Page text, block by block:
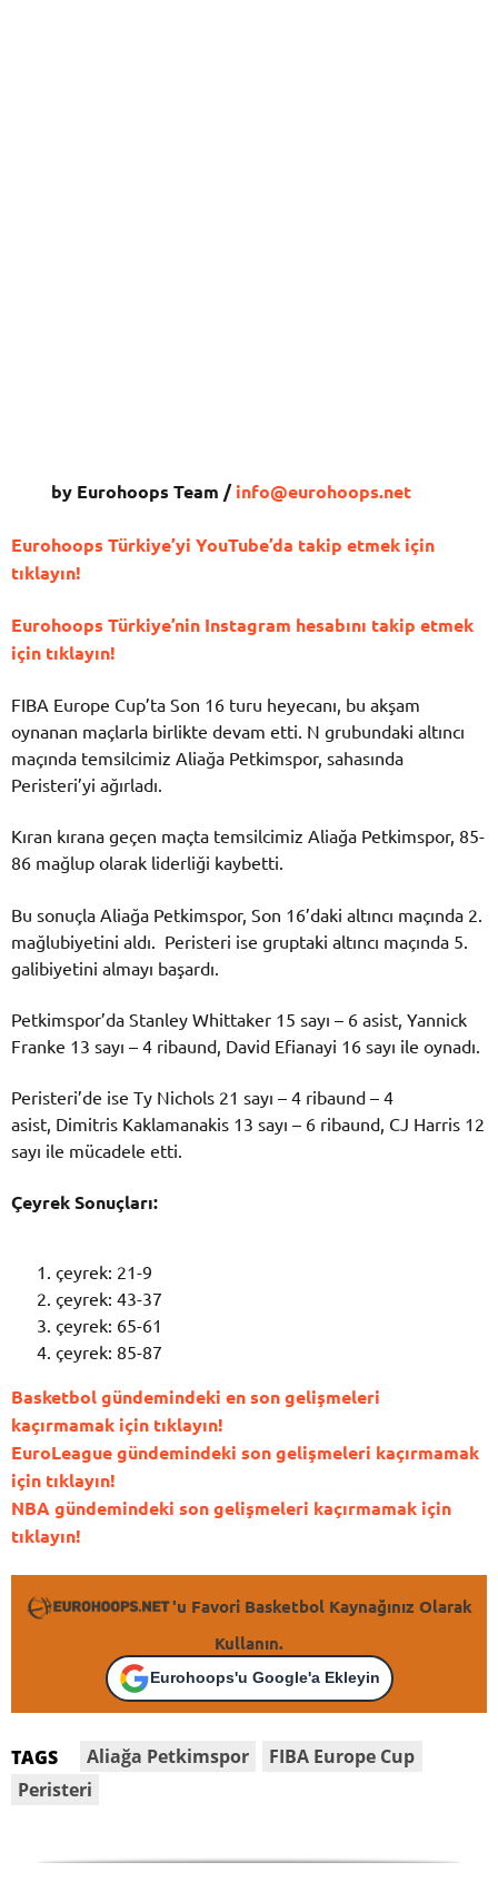
by Eurohoops Team /info@eurohoops.net
Eurohoops Türkiye’yi YouTube’da takip etmek için
tıklayın!
Eurohoops Türkiye’nin Instagram hesabını takip etmek
için tıklayın!
FIBA Europe Cup’ta Son 16 turu heyecanı, bu akşam
oynanan maçlarla birlikte devam etti. N grubundaki altıncı
maçında temsilcimiz Aliağa Petkimspor, sahasında
Peristeri’yi ağırladı.
Kıran kırana geçen maçta temsilcimiz Aliağa Petkimspor, 85-
86 mağlup olarak liderliği kaybetti.
Bu sonuçla Aliağa Petkimspor, Son 16’daki altıncı maçında 2.
mağlubiyetini aldı. Peristeri ise gruptaki altıncı maçında 5.
galibiyetini almayı başardı.
Petkimspor’da Stanley Whittaker 15 sayı – 6 asist, Yannick
Franke 13 sayı – 4 ribaund, David Efianayi 16 sayı ile oynadı.
Peristeri’de ise Ty Nichols 21 sayı – 4 ribaund – 4
asist, Dimitris Kaklamanakis 13 sayı – 6 ribaund, CJ Harris 12
sayı ile mücadele etti.
Çeyrek Sonuçları:
çeyrek: 21-9
çeyrek: 43-37
çeyrek: 65-61
çeyrek: 85-87
Basketbol gündemindeki en son gelişmeleri
kaçırmamak için tıklayın!
EuroLeague gündemindeki son gelişmeleri kaçırmamak
için tıklayın!
NBA gündemindeki son gelişmeleri kaçırmamak için
tıklayın!
'u Favori Basketbol Kaynağınız Olarak
Kullanın.
Eurohoops'u Google'a Ekleyin
TAGS Aliağa Petkimspor
FIBA Europe Cup
Peristeri